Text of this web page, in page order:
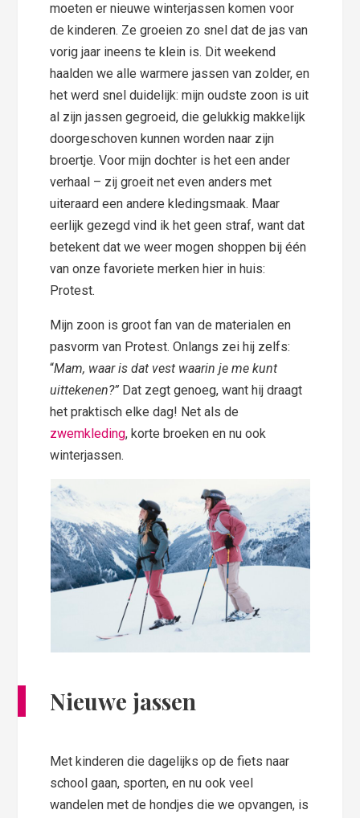
moeten er nieuwe winterjassen komen voor
de kinderen. Ze groeien zo snel dat de jas van
vorig jaar ineens te klein is. Dit weekend
haalden we alle warmere jassen van zolder, en
het werd snel duidelijk: mijn oudste zoon is uit
al zijn jassen gegroeid, die gelukkig makkelijk
doorgeschoven kunnen worden naar zijn
broertje. Voor mijn dochter is het een ander
verhaal – zij groeit net even anders met
uiteraard een andere kledingsmaak. Maar
eerlijk gezegd vind ik het geen straf, want dat
betekent dat we weer mogen shoppen bij één
van onze favoriete merken hier in huis:
Protest.
Mijn zoon is groot fan van de materialen en
pasvorm van Protest. Onlangs zei hij zelfs:
“Mam, waar is dat vest waarin je me kunt
uittekenen?” Dat zegt genoeg, want hij draagt
het praktisch elke dag! Net als de
zwemkleding, korte broeken en nu ook
winterjassen.
Nieuwe jassen
Met kinderen die dagelijks op de fiets naar
school gaan, sporten, en nu ook veel
wandelen met de hondjes die we opvangen, is